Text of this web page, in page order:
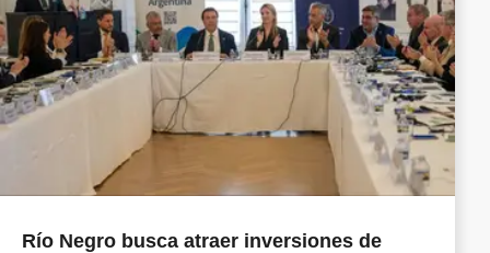
Río Negro busca atraer inversiones de